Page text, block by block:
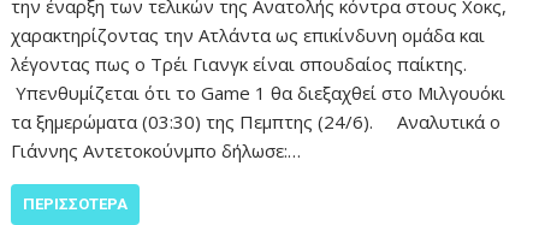
την έναρξη των τελικών της Ανατολής κόντρα στους Χοκς,
χαρακτηρίζοντας την Ατλάντα ως επικίνδυνη ομάδα και
λέγοντας πως ο Τρέι Γιανγκ είναι σπουδαίος παίκτης.
Υπενθυμίζεται ότι το Game 1 θα διεξαχθεί στο Μιλγουόκι
τα ξημερώματα (03:30) της Πεμπτης (24/6). Αναλυτικά ο
Γιάννης Αντετοκούνμπο δήλωσε:…
ΠΕΡΙΣΣΌΤΕΡΑ